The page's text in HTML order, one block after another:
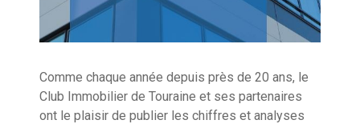
Comme chaque année depuis près de 20 ans, le
Club Immobilier de Touraine et ses partenaires
ont le plaisir de publier les chiffres et analyses